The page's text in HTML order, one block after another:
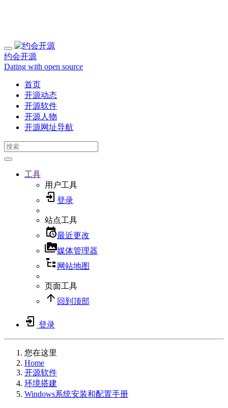
约会开源
Dating with open source
首页
开源动态
开源软件
开源人物
开源网址导航
工具
用户工具
登录
站点工具
最近更改
媒体管理器
网站地图
页面工具
回到顶部
登录
您在这里
Home
开源软件
环境搭建
Windows系统安装和配置手册